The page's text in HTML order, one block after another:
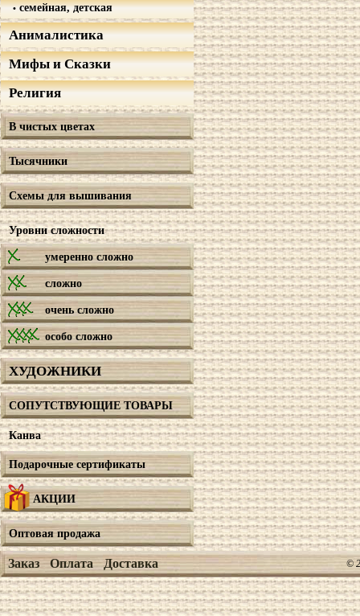
семейная, детская
Анималистика
Мифы и Сказки
Религия
В чистых цветах
Тысячники
Схемы для вышивания
Уровни сложности
умеренно сложно
сложно
очень сложно
особо сложно
ХУДОЖНИКИ
СОПУТСТВУЮЩИЕ ТОВАРЫ
Канва
Подарочные сертификаты
АКЦИИ
Оптовая продажа
Заказ Оплата Доставка ©